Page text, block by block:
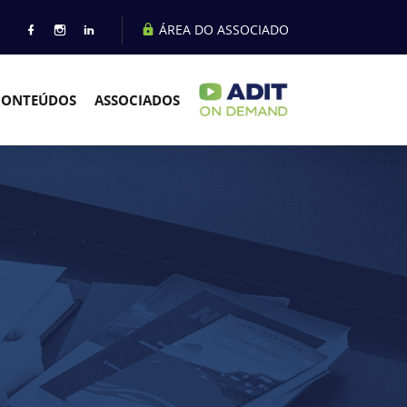
ÁREA DO ASSOCIADO
ASSOCIADOS